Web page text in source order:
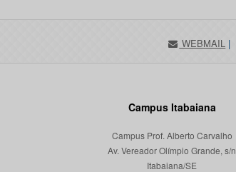
WEBMAIL |
Campus Itabaiana
Campus Prof. Alberto Carvalho
Av. Vereador Olímpio Grande, s/n
Itabaiana/SE